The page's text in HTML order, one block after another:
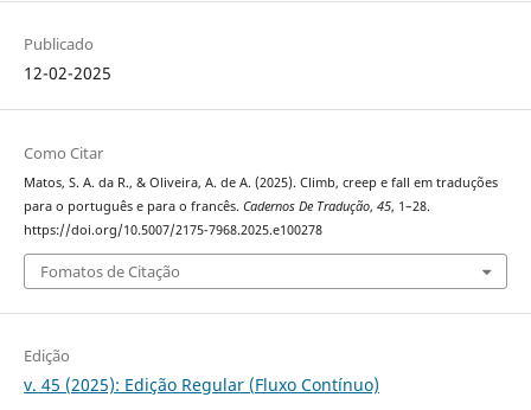
Publicado
12-02-2025
Como Citar
Matos, S. A. da R., & Oliveira, A. de A. (2025). Climb, creep e fall em traduções
para o português e para o francês. Cadernos De Tradução, 45, 1–28.
https://doi.org/10.5007/2175-7968.2025.e100278
Fomatos de Citação
Edição
v. 45 (2025): Edição Regular (Fluxo Contínuo)